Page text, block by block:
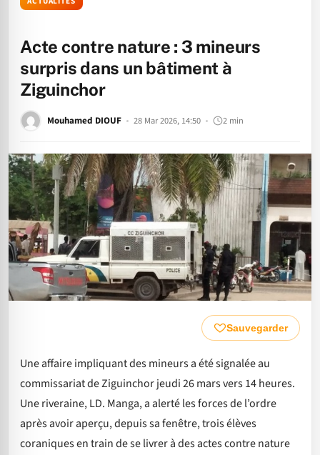
Acte contre nature : 3 mineurs
surpris dans un bâtiment à
Ziguinchor
Mouhamed DIOUF 28 Mar 2026, 14:50 2 min
Sauvegarder
Une affaire impliquant des mineurs a été signalée au
commissariat de Ziguinchor jeudi 26 mars vers 14 heures.
Une riveraine, LD. Manga, a alerté les forces de l’ordre
après avoir aperçu, depuis sa fenêtre, trois élèves
coraniques en train de se livrer à des actes contre nature